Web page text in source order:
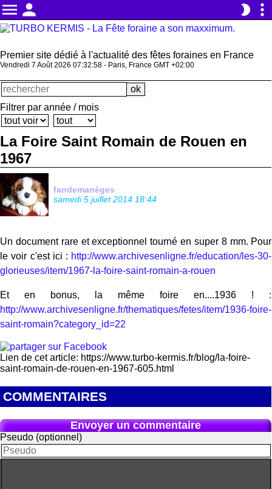
menu person brightness_2 more_vert
Premier site dédié à l'actualité des fêtes foraines en France
Vendredi 7 Août 2026 07:32:58 - Paris, France GMT +02:00
Filtrer par année / mois
La Foire Saint Romain de Rouen en
1967
fandemanèges
samedi 5 juillet 2014 18:44
Un document rare et exceptionnel tourné en super 8 mm. Pour
le voir c'est ici : http://www.archivesenligne.fr/education/les-30-
glorieuses/item/1967-la-foire-saint-romain-a-rouen
Et en bonus, la même foire en....1936 ! :
http://www.archivesenligne.fr/thematiques/fetes/item/1936-foire-
saint-romain?category_id=22
Lien de cet article: https://www.turbo-kermis.fr/blog/la-foire-
saint-romain-de-rouen-en-1967-605.html
COMMENTAIRES
Envoyer un commentaire
Pseudo (optionnel)